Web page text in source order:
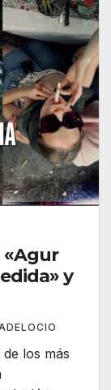
«Agur
y
los más